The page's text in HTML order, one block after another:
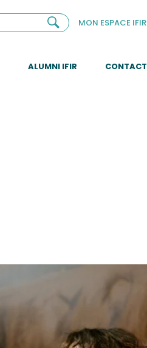
MON ESPACE IFIR
ALUMNI IFIR CONTACT